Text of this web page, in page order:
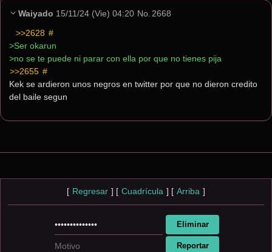
Waiyado 15/11/24 (Vie) 04:20 No. 2668
>>2628 #
>Ser okarun
>no se te puede ni parar con ella por que no tienes pija
>>2655 #
Kek se ardieron unos negros en twitter por que no dieron credito
del baile segun
[ Regresar ] [ Cuadrícula ] [ Arriba ]